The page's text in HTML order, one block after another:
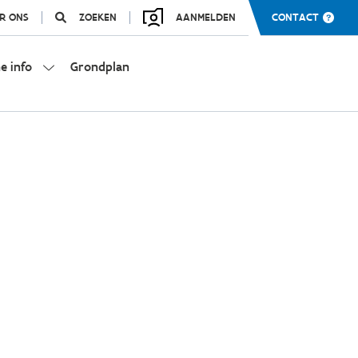
ONS ZOEKEN AANMELDEN CONTACT
info Grondplan